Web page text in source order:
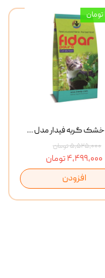
غذای خشک گربه فیدار مدل Adult وزن 10 کیلوگرم
۵,۵۲۵,۰۰۰ تومان
۴,۴۹۹,۰۰۰ تومان
افزودن